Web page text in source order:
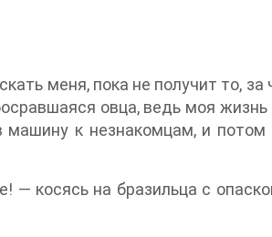
меня, пока не получит то, за
овца, ведь моя
к незнакомцам, и
косясь на бразильца с